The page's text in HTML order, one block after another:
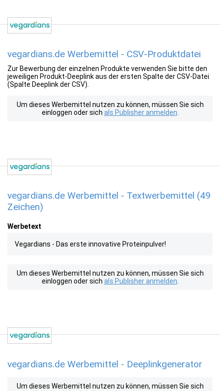
vegardians.de Werbemittel - CSV-Produktdatei
Zur Bewerbung der einzelnen Produkte verwenden Sie bitte den
jeweiligen Produkt-Deeplink aus der ersten Spalte der CSV-Datei
(Spalte Deeplink der CSV).
Um dieses Werbemittel nutzen zu können, müssen Sie sich
einloggen oder sich als Publisher anmelden
vegardians.de Werbemittel - Textwerbemittel (49
Zeichen)
Werbetext
Vegardians - Das erste innovative Proteinpulver!
Um dieses Werbemittel nutzen zu können, müssen Sie sich
einloggen oder sich als Publisher anmelden
vegardians.de Werbemittel - Deeplinkgenerator
Um dieses Werbemittel nutzen zu können, müssen Sie sich